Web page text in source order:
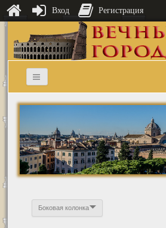
Боковая колонка
Вход Регистрация